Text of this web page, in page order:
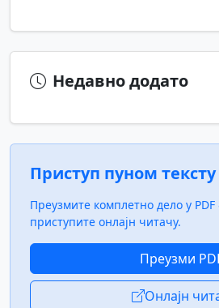
Недавно додато
Приступ пуном тексту
Преузмите комплетно дело у
приступите онлајн читачу.
Преузми
Онлајн